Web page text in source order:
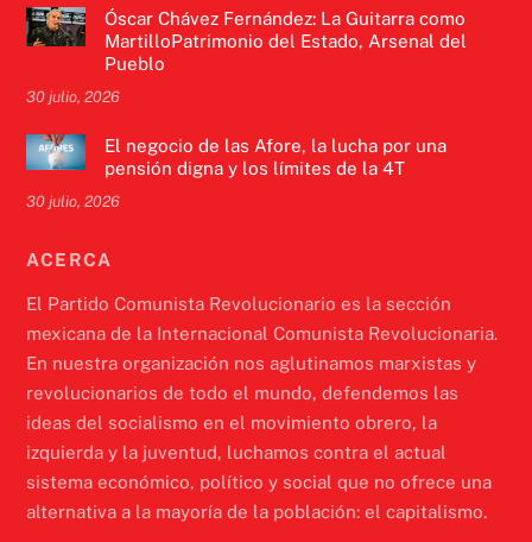
Óscar Chávez Fernández: La Guitarra como
MartilloPatrimonio del Estado, Arsenal del
Pueblo
30 julio, 2026
El negocio de las Afore, la lucha por una
pensión digna y los límites de la 4T
30 julio, 2026
ACERCA
El Partido Comunista Revolucionario es la sección
mexicana de la Internacional Comunista Revolucionaria.
En nuestra organización nos aglutinamos marxistas y
revolucionarios de todo el mundo, defendemos las
ideas del socialismo en el movimiento obrero, la
izquierda y la juventud, luchamos contra el actual
sistema económico, político y social que no ofrece una
alternativa a la mayoría de la población: el capitalismo.